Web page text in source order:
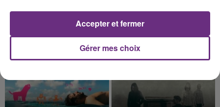
rémois. Le magasin JouéClub est contraint de
fermer ses portes.
TITRES DIFFUSÉS
19h48
19h48 19h45
19h45
Gérer mes choix
Accepter et fermer